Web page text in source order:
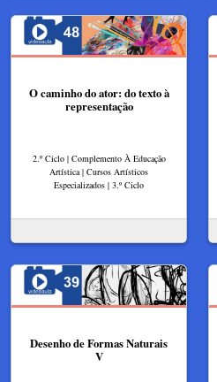
O caminho do ator: do texto à
representação
2.º Ciclo | Complemento À Educação
Artística | Cursos Artísticos
Especializados | 3.º Ciclo
Desenho de Formas Naturais
V